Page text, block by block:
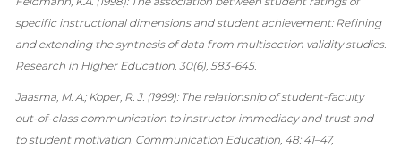
specific instructional dimensions and student achievement: Refining
and extending the synthesis of data from multisection validity studies.
Research in Higher Education, 30(6), 583-645.
Jaasma, M. A.; Koper, R. J. (1999): The relationship of student‐faculty
out‐of‐class communication to instructor immediacy and trust and
to student motivation. Communication Education, 48: 41–47,